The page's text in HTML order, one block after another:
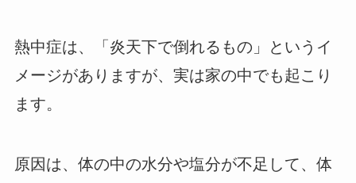
熱中症は、「炎天下で倒れるもの」というイ
メージがありますが、実は家の中でも起こり
ます。
原因は、体の中の水分や塩分が不足して、体